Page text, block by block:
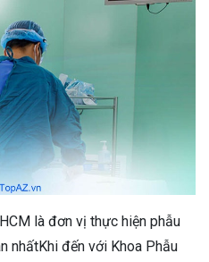
là đơn vị thực hiện phẫu
nhấtKhi đến với Khoa Phẫu